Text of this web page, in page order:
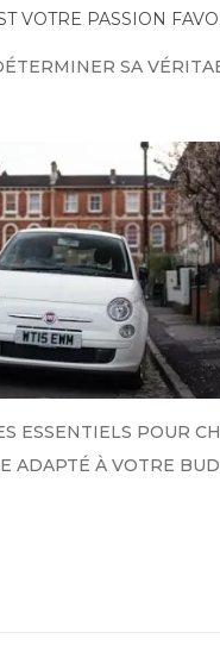
SA
ESSENTIELS POUR
ADAPTÉ À VOTRE